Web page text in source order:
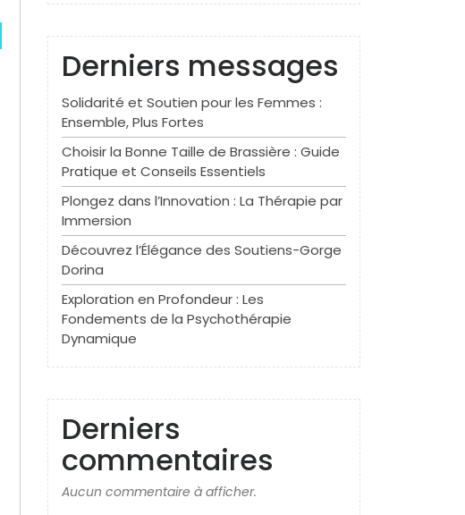
Derniers messages
Solidarité et Soutien pour les Femmes :
Ensemble, Plus Fortes
Choisir la Bonne Taille de Brassière : Guide
Pratique et Conseils Essentiels
Plongez dans l’Innovation : La Thérapie par
Immersion
Découvrez l’Élégance des Soutiens-Gorge
Dorina
Exploration en Profondeur : Les
Fondements de la Psychothérapie
Dynamique
Derniers
commentaires
Aucun commentaire à afficher.